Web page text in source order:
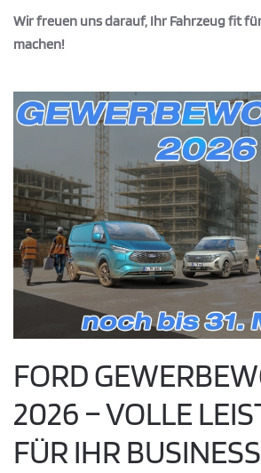
Wir freuen uns darauf, Ihr Fahrzeug fit
machen!
FORD
2026 – VOLLE
FÜR IHR